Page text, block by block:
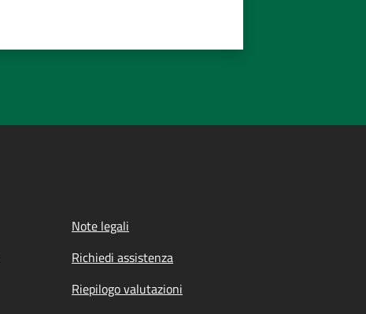
Note legali
Richiedi assistenza
Riepilogo valutazioni